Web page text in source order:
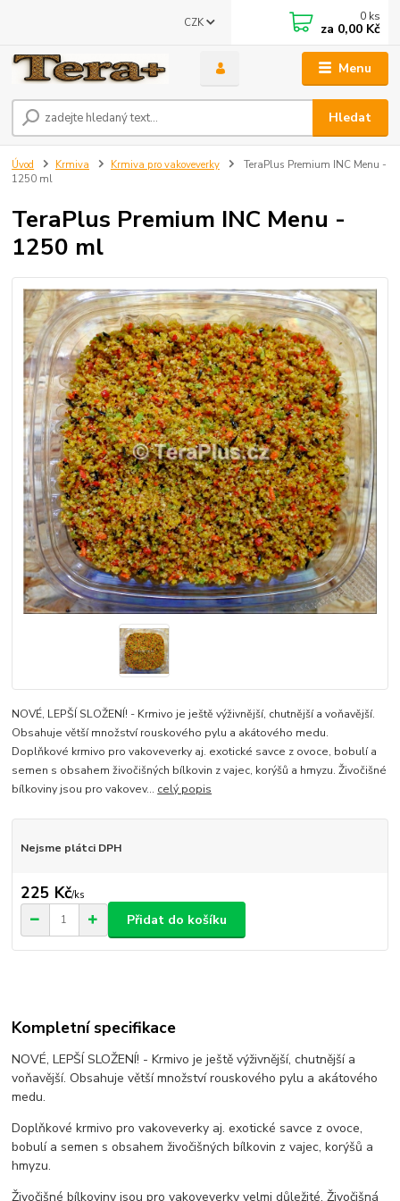
Menu
CZK
Hledat
0 ks
za 0,00 Kč
Úvod Krmiva Krmiva pro vakoveverky
TeraPlus Premium INC Menu -
1250 ml
TeraPlus Premium INC Menu -
1250 ml
NOVÉ, LEPŠÍ SLOŽENÍ! - Krmivo je ještě výživnější, chutnější a voňavější.
Obsahuje větší množství rouskového pylu a akátového medu.
Doplňkové krmivo pro vakoveverky aj. exotické savce z ovoce, bobulí a
semen s obsahem živočišných bílkovin z vajec, korýšů a hmyzu. Živočišné
bílkoviny jsou pro vakovev... celý popis
Nejsme plátci DPH
225 Kč/ks
Přidat do košíku
Kompletní specifikace
NOVÉ, LEPŠÍ SLOŽENÍ! - Krmivo je ještě výživnější, chutnější a
voňavější. Obsahuje větší množství rouskového pylu a akátového
medu.
Doplňkové krmivo pro vakoveverky aj. exotické savce z ovoce,
bobulí a semen s obsahem živočišných bílkovin z vajec, korýšů a
hmyzu.
Živočišné bílkoviny jsou pro vakoveverky velmi důležité. Živočišná